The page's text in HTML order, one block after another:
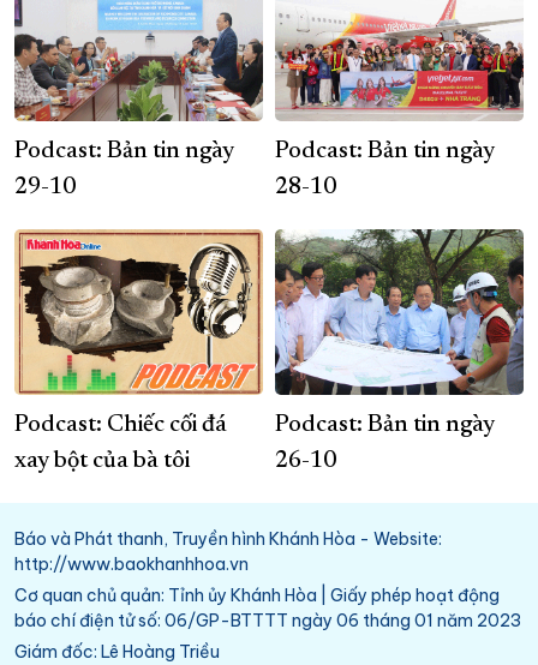
Podcast: Bản tin ngày
29-10
Podcast: Bản tin ngày
28-10
Podcast: Chiếc cối đá
xay bột của bà tôi
Podcast: Bản tin ngày
26-10
Báo và Phát thanh, Truyền hình Khánh Hòa - Website:
http://www.baokhanhhoa.vn
Cơ quan chủ quản: Tỉnh ủy Khánh Hòa | Giấy phép hoạt động
báo chí điện tử số: 06/GP-BTTTT ngày 06 tháng 01 năm 2023
Giám đốc: Lê Hoàng Triều